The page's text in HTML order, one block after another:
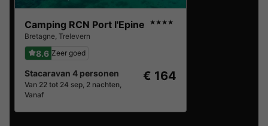
Camping RCN Port l'Epine ★★★★
Bretagne, Trelevern
8.6 Zeer goed
Stacaravan 4 personen
Van 22 tot 24 sep, 2 nachten,
Vanaf
€ 164